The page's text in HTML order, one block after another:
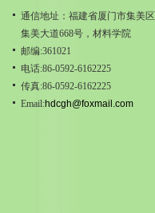
通信地址：福建省厦门市集美区
集美大道668号，材料学院
邮编:361021
电话:86-0592-6162225
传真:86-0592-6162225
Email:hdcgh@foxmail.com